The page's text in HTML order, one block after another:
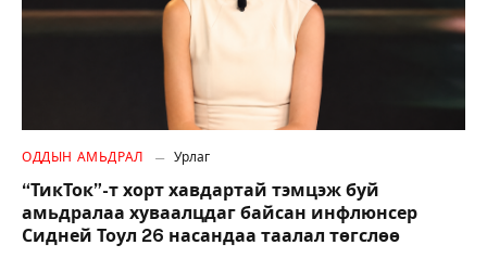
ОДДЫН АМЬДРАЛ Урлаг
“ТикТок”-т хорт хавдартай тэмцэж буй
амьдралаа хуваалцдаг байсан инфлюнсер
Сидней Тоул 26 насандаа таалал төгслөө